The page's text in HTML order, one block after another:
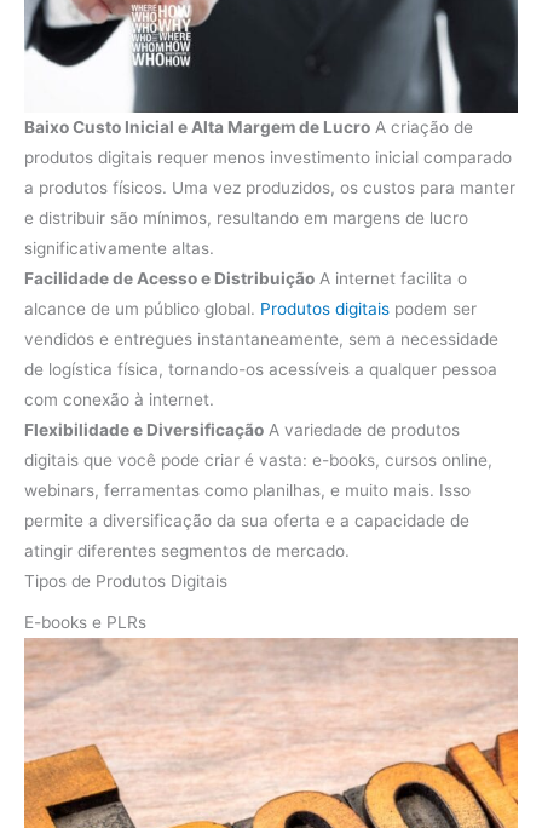
Baixo Custo Inicial e Alta Margem de Lucro A criação de
produtos digitais requer menos investimento inicial comparado
a produtos físicos. Uma vez produzidos, os custos para manter
e distribuir são mínimos, resultando em margens de lucro
significativamente altas.
Facilidade de Acesso e Distribuição A internet facilita o
alcance de um público global. Produtos digitais podem ser
vendidos e entregues instantaneamente, sem a necessidade
de logística física, tornando-os acessíveis a qualquer pessoa
com conexão à internet.
Flexibilidade e Diversificação A variedade de produtos
digitais que você pode criar é vasta: e-books, cursos online,
webinars, ferramentas como planilhas, e muito mais. Isso
permite a diversificação da sua oferta e a capacidade de
atingir diferentes segmentos de mercado.
Tipos de Produtos Digitais
E-books e PLRs